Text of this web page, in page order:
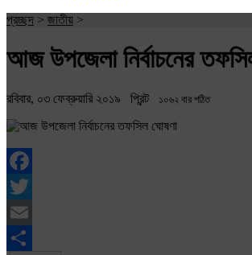
প্রচ্ছদ > জাতীয় >
আজ উপজেলা নির্বাচনের
রবিবার, ০৩ ফেব্রুয়ারি ২০১৯ প্রিন্ট ১০৬২ বার পঠিত
Facebook
Twitter
Email